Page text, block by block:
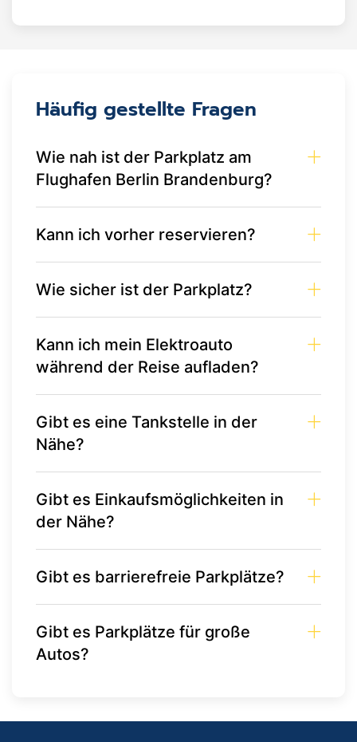
Häufig gestellte Fragen
Wie nah ist der Parkplatz am
Flughafen Berlin Brandenburg?
Kann ich vorher reservieren?
Wie sicher ist der Parkplatz?
Kann ich mein Elektroauto
während der Reise aufladen?
Gibt es eine Tankstelle in der
Nähe?
Gibt es Einkaufsmöglichkeiten in
der Nähe?
Gibt es barrierefreie Parkplätze?
Gibt es Parkplätze für große
Autos?